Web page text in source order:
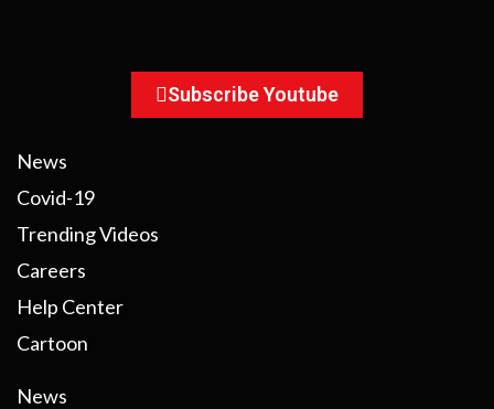
Subscribe Youtube
News
Covid-19
Trending Videos
Careers
Help Center
Cartoon
News